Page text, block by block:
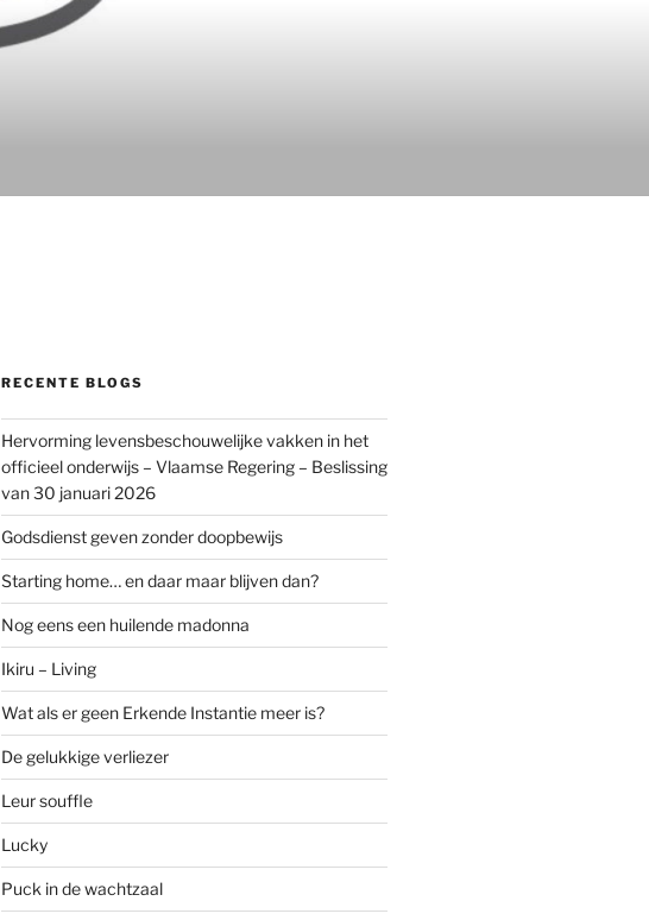
RECENTE BLOGS
Hervorming levensbeschouwelijke vakken in het
officieel onderwijs – Vlaamse Regering – Beslissing
van 30 januari 2026
Godsdienst geven zonder doopbewijs
Starting home… en daar maar blijven dan?
Nog eens een huilende madonna
Ikiru – Living
Wat als er geen Erkende Instantie meer is?
De gelukkige verliezer
Leur souffle
Lucky
Puck in de wachtzaal